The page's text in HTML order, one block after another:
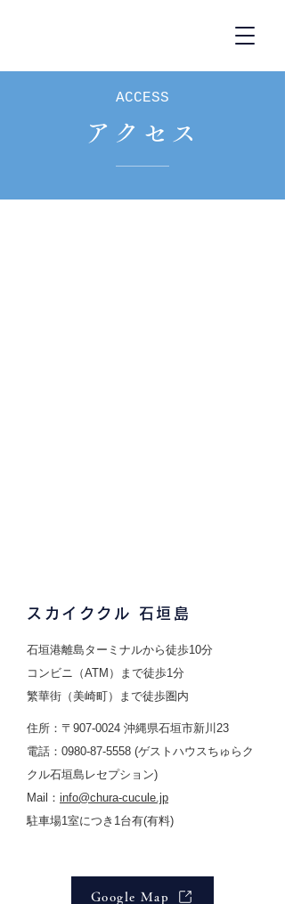
ACCESS
アクセス
スカイククル 石垣島
石垣港離島ターミナルから徒歩10分
コンビニ（ATM）まで徒歩1分
繁華街（美崎町）まで徒歩圏内
住所：〒907-0024 沖縄県石垣市新川23
電話：0980-87-5558 (ゲストハウスちゅらク
クル石垣島レセプション)
Mail： info@chura-cucule.jp
駐車場1室につき1台有(有料)
Google Map